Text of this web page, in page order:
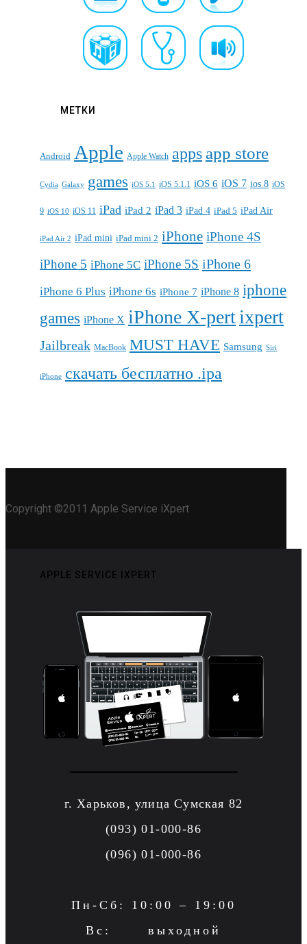
МЕТКИ
Android Apple Apple Watch apps app store
Cydia Galaxy games iOS 5.1 iOS 5.1.1 iOS 6 iOS 7 ios 8 iOS
9 iOS 10 iOS 11 iPad iPad 2 iPad 3 iPad 4 iPad 5 iPad Air
iPad Air 2 iPad mini iPad mini 2 iPhone iPhone 4S
iPhone 5 iPhone 5C iPhone 5S iPhone 6
iPhone 6 Plus iPhone 6s iPhone 7 iPhone 8 iphone
games iPhone X iPhone X-pertixpert
Jailbreak MacBook MUST HAVE Samsung Siri
iPhone скачать бесплатно .ipa
Copyright ©2011 Apple Service iXpert
APPLE SERVICE IXPERT
г. Харьков, улица Сумская 82
(093) 01-000-86
(096) 01-000-86
Пн-Сб: 10:00 – 19:00
Вс: выходной